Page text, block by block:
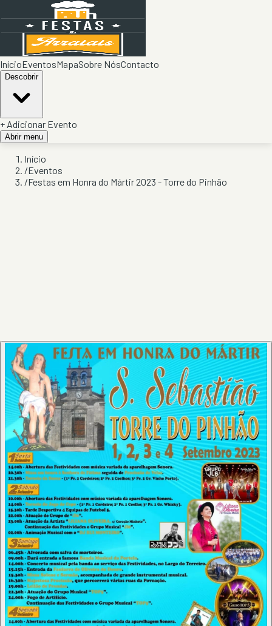
InícioEventosMapaSobre NósContacto
Descobrir
+ Adicionar Evento
Abrir menu
Início
/Eventos
/Festas em Honra do Mártir 2023 - Torre do Pinhão